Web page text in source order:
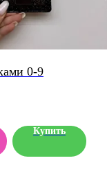
0-9
Купить